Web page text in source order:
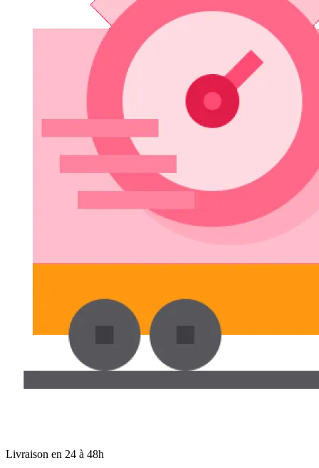
Livraison en 24 à 48h